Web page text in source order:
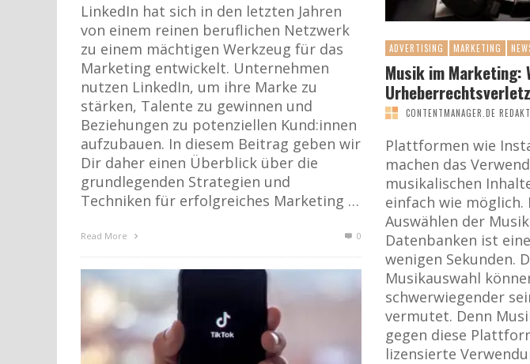
LinkedIn hat sich in den letzten Jahren
von einem reinen beruflichen Netzwerk
zu einem mächtigen Werkzeug für das
Marketing entwickelt. Unternehmen
nutzen LinkedIn, um ihre Marke zu
stärken, Talente zu gewinnen und
Beziehungen zu potenziellen Kund:innen
aufzubauen. In diesem Beitrag geben wir
Dir daher einen Überblick über die
grundlegenden Strategien und
Techniken für erfolgreiches Marketing …
Read More 0
ADVERTISING MARKETING
Musik im Marketing:
CONTENTMANAGER.DE
Plattformen wie
machen das
musikalischen
einfach wie möglich.
Auswählen der
Datenbanken ist
wenigen Sekunden.
Musikauswahl
schwerwiegender
vermutet. Denn
gegen diese
lizensierte